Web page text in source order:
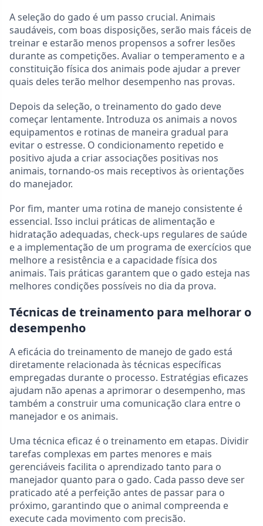
A seleção do gado é um passo crucial. Animais
saudáveis, com boas disposições, serão mais fáceis de
treinar e estarão menos propensos a sofrer lesões
durante as competições. Avaliar o temperamento e a
constituição física dos animais pode ajudar a prever
quais deles terão melhor desempenho nas provas.
Depois da seleção, o treinamento do gado deve
começar lentamente. Introduza os animais a novos
equipamentos e rotinas de maneira gradual para
evitar o estresse. O condicionamento repetido e
positivo ajuda a criar associações positivas nos
animais, tornando-os mais receptivos às orientações
do manejador.
Por fim, manter uma rotina de manejo consistente é
essencial. Isso inclui práticas de alimentação e
hidratação adequadas, check-ups regulares de saúde
e a implementação de um programa de exercícios que
melhore a resistência e a capacidade física dos
animais. Tais práticas garantem que o gado esteja nas
melhores condições possíveis no dia da prova.
Técnicas de treinamento para melhorar o
desempenho
A eficácia do treinamento de manejo de gado está
diretamente relacionada às técnicas específicas
empregadas durante o processo. Estratégias eficazes
ajudam não apenas a aprimorar o desempenho, mas
também a construir uma comunicação clara entre o
manejador e os animais.
Uma técnica eficaz é o treinamento em etapas. Dividir
tarefas complexas em partes menores e mais
gerenciáveis facilita o aprendizado tanto para o
manejador quanto para o gado. Cada passo deve ser
praticado até a perfeição antes de passar para o
próximo, garantindo que o animal compreenda e
execute cada movimento com precisão.